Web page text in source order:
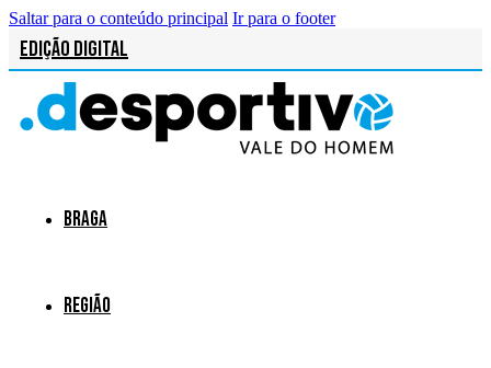
Saltar para o conteúdo principal Ir para o footer
Edição Digital
Braga
Região